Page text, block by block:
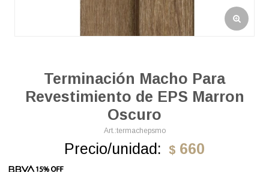
Terminación Macho Para
Revestimiento de EPS Marron
Oscuro
termachepsmo
Precio/unidad: $ 660